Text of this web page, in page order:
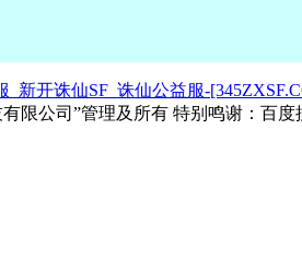
_新开诛仙SF_诛仙公益服-
限公司”管理及所有 特别鸣谢：百度